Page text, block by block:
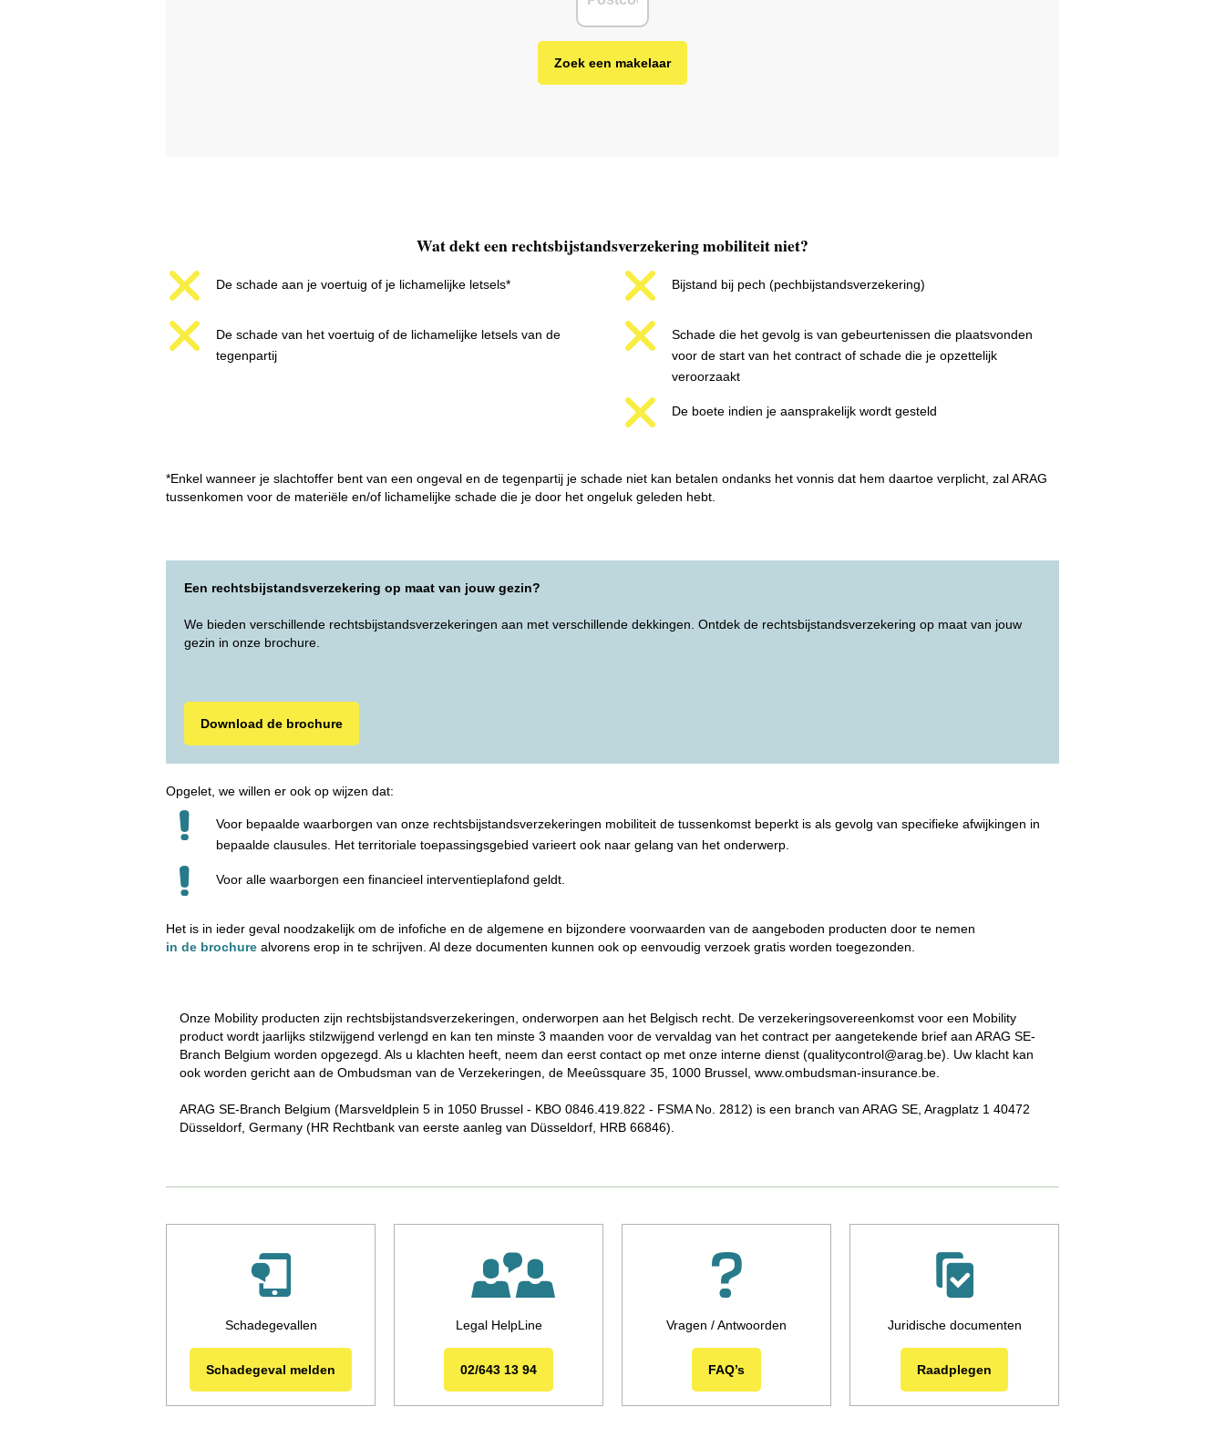
Zoek een makelaar
Wat dekt een rechtsbijstandsverzekering mobiliteit niet?
De schade aan je voertuig of je lichamelijke letsels*
De schade van het voertuig of de lichamelijke letsels van de
tegenpartij
Bijstand bij pech (pechbijstandsverzekering)
Schade die het gevolg is van gebeurtenissen die plaatsvonden
voor de start van het contract of schade die je opzettelijk
veroorzaakt
De boete indien je aansprakelijk wordt gesteld
*Enkel wanneer je slachtoffer bent van een ongeval en de tegenpartij je schade niet kan betalen ondanks het vonnis dat hem daartoe verplicht, zal ARAG
tussenkomen voor de materiële en/of lichamelijke schade die je door het ongeluk geleden hebt.
Een rechtsbijstandsverzekering op maat van jouw gezin?
We bieden verschillende rechtsbijstandsverzekeringen aan met verschillende dekkingen. Ontdek de rechtsbijstandsverzekering op maat van jouw
gezin in onze brochure.
Download de brochure
Opgelet, we willen er ook op wijzen dat:
Voor bepaalde waarborgen van onze rechtsbijstandsverzekeringen mobiliteit de tussenkomst beperkt is als gevolg van specifieke afwijkingen in
bepaalde clausules. Het territoriale toepassingsgebied varieert ook naar gelang van het onderwerp.
Voor alle waarborgen een financieel interventieplafond geldt.
Het is in ieder geval noodzakelijk om de infofiche en de algemene en bijzondere voorwaarden van de aangeboden producten door te nemen
in de brochure alvorens erop in te schrijven. Al deze documenten kunnen ook op eenvoudig verzoek gratis worden toegezonden.
Onze Mobility producten zijn rechtsbijstandsverzekeringen, onderworpen aan het Belgisch recht. De verzekeringsovereenkomst voor een Mobility
product wordt jaarlijks stilzwijgend verlengd en kan ten minste 3 maanden voor de vervaldag van het contract per aangetekende brief aan ARAG SE-
Branch Belgium worden opgezegd. Als u klachten heeft, neem dan eerst contact op met onze interne dienst (qualitycontrol@arag.be). Uw klacht kan
ook worden gericht aan de Ombudsman van de Verzekeringen, de Meeûssquare 35, 1000 Brussel, www.ombudsman-insurance.be.
ARAG SE-Branch Belgium (Marsveldplein 5 in 1050 Brussel - KBO 0846.419.822 - FSMA No. 2812) is een branch van ARAG SE, Aragplatz 1 40472
Düsseldorf, Germany (HR Rechtbank van eerste aanleg van Düsseldorf, HRB 66846).
Schadegevallen
Schadegeval melden
Legal HelpLine
02/643 13 94
Vragen / Antwoorden
FAQ’s
Juridische documenten
Raadplegen